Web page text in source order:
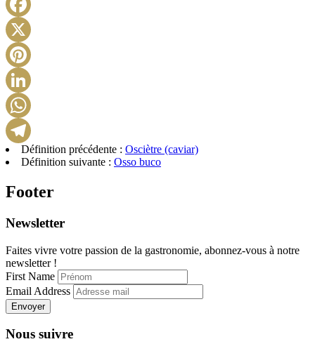
Telegram
Définition précédente : Osciètre (caviar)
Définition suivante : Osso buco
Footer
Newsletter
Faites vivre votre passion de la gastronomie, abonnez-vous à notre
newsletter !
First Name
Email Address
Envoyer
Nous suivre